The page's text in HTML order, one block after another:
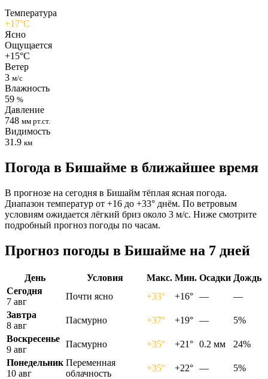
Температура
+17°C
Ясно
Ощущается
+15°C
Ветер
3 м/с
Влажность
59 %
Давление
748 мм рт.ст.
Видимость
31.9 км
Погода в Бишайме в ближайшее время
В прогнозе на сегодня в Бишайм тёплая ясная погода.
Диапазон температур от +16 до +33° днём. По ветровым
условиям ожидается лёгкий бриз около 3 м/с. Ниже смотрите
подробный прогноз погоды по часам.
Прогноз погоды в Бишайме на 7 дней
День Условия Макс. Мин. Осадки Дождь
Сегодня
7 авг
Почти ясно +33° +16° —
—
Завтра
8 авг
Пасмурно +37° +19° —
5%
Воскресенье
9 авг
Пасмурно +35° +21° 0.2 мм
24%
Понедельник
10 авг
Переменная
облачность
+35° +22° —
5%